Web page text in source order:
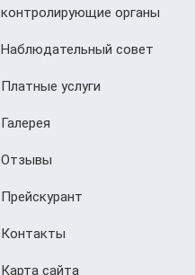
контролирующие органы
Наблюдательный совет
Платные услуги
Галерея
Отзывы
Прейскурант
Контакты
Карта сайта